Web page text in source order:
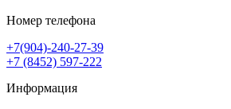
Номер телефона
+7(904)-240-27-39
+7 (8452) 597-222
Информация